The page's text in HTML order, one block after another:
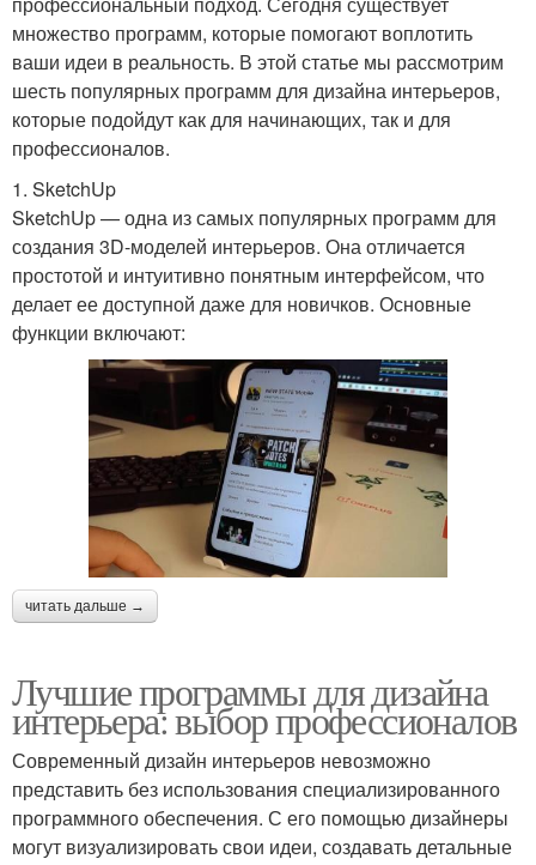
множество программ, которые помогают воплотить
ваши идеи в реальность. В этой статье мы рассмотрим
шесть популярных программ для дизайна интерьеров,
которые подойдут как для начинающих, так и для
профессионалов.
1. SketchUp
SketchUp — одна из самых популярных программ для
создания 3D-моделей интерьеров. Она отличается
простотой и интуитивно понятным интерфейсом, что
делает ее доступной даже для новичков. Основные
функции включают:
читать дальше →
Лучшие программы для дизайна
интерьера: выбор профессионалов
Современный дизайн интерьеров невозможно
представить без использования специализированного
программного обеспечения. С его помощью дизайнеры
могут визуализировать свои идеи, создавать детальные